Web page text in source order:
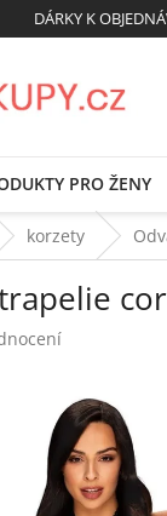
DÁRKY K
PRO ŽENY
korzety